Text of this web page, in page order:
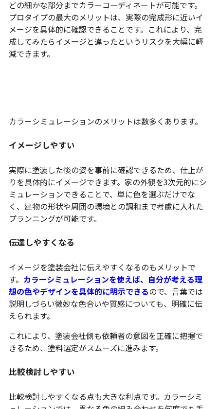
どの細かな部分までカラーコーディネートが可能です。
プロタイプの最大のメリットは、実際の完成形に近いイ
メージを具体的に確認できることです。これにより、完
成してみたらイメージと違ったというリスクを大幅に軽
減できます。
カラーシミュレーションのメリットは数多くあります。
イメージしやすい
実際に塗装した後の姿を事前に確認できるため、仕上が
りを具体的にイメージできます。家の外観を3次元的にシ
ミュレーションできることで、単に色を選ぶだけでな
く、建物の形状や周囲の環境との調和まで考慮に入れた
プランニングが可能です。
伝達しやすくなる
イメージを塗装会社に伝えやすくなるのもメリットで
す。 カラーシミュレーションを使えば、自分が考える理
想の色やデザインを具体的に明示できるので、言葉では
説明しづらい微妙な色合いや質感についても、明確に伝
えられます。
これにより、塗装会社側も依頼者の意図を正確に把握で
きるため、塗料選定がスムーズに進みます。
比較検討しやすい
比較検討しやすくなる点も大きな利点です。カラーシミ